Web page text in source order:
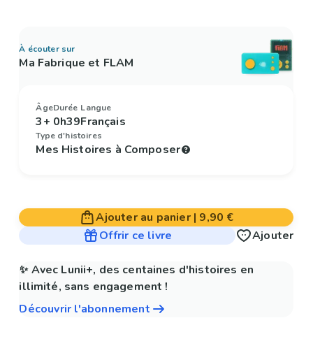
À écouter sur
Ma Fabrique et FLAM
Âge
3+
Durée
0h39
Langue
Français
Type d'histoires
Mes Histoires à Composer
Ajouter au panier| 9,90 €
Offrir ce livre
Ajouter
✨ Avec Lunii+, des centaines d'histoires en
illimité, sans engagement !
Découvrir l'abonnement